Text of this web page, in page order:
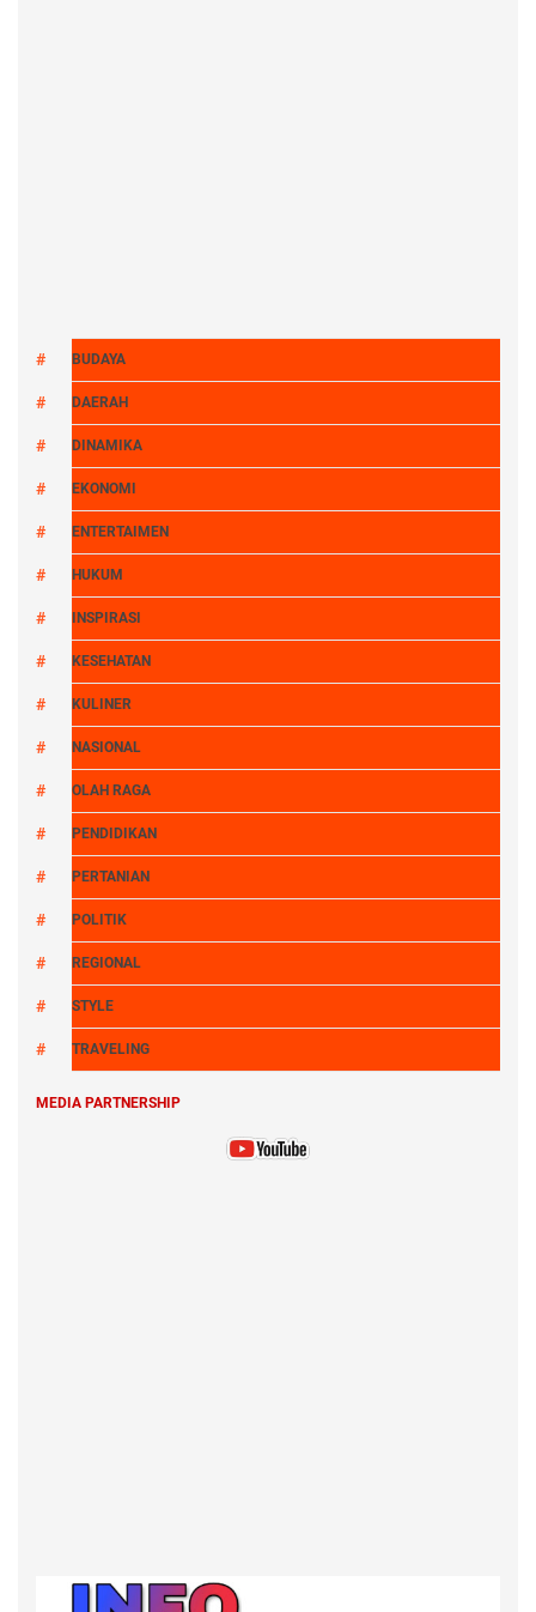
BUDAYA
DAERAH
DINAMIKA
EKONOMI
ENTERTAIMEN
HUKUM
INSPIRASI
KESEHATAN
KULINER
NASIONAL
OLAH RAGA
PENDIDIKAN
PERTANIAN
POLITIK
REGIONAL
STYLE
TRAVELING
MEDIA PARTNERSHIP